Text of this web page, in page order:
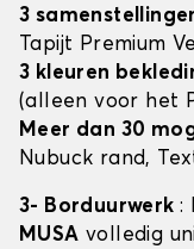
3
Tapijt Premium
3 kleuren
(alleen voor het
Meer dan 30
Nubuck rand,
3- Borduurwerk :
MUSA volledig